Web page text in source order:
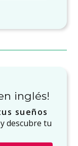
inglés!
sueños
descubre tu